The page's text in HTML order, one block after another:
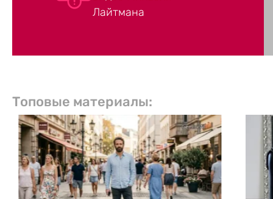
Лайтмана
Топовые материалы: